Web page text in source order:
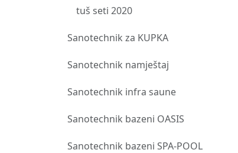
tuš seti 2020
Sanotechnik za KUPKA
Sanotechnik namještaj
Sanotechnik infra saune
Sanotechnik bazeni OASIS
Sanotechnik bazeni SPA-POOL